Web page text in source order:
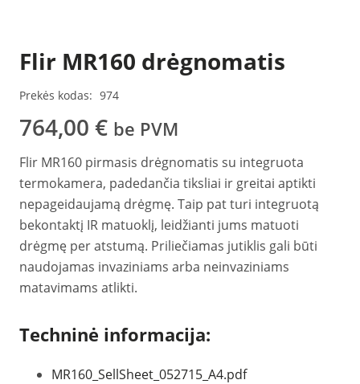
Flir MR160 drėgnomatis
Prekės kodas: 974
764,00 € be PVM
Flir MR160 pirmasis drėgnomatis su integruota
termokamera, padedančia tiksliai ir greitai aptikti
nepageidaujamą drėgmę. Taip pat turi integruotą
bekontaktį IR matuoklį, leidžianti jums matuoti
drėgmę per atstumą. Priliečiamas jutiklis gali būti
naudojamas invaziniams arba neinvaziniams
matavimams atlikti.
Techninė informacija:
MR160_SellSheet_052715_A4.pdf